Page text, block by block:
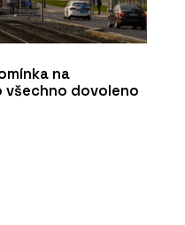
na
všechno dovoleno